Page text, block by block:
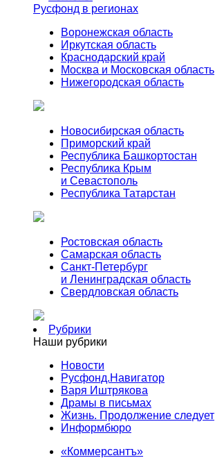
Русфонд в регионах
Воронежская область
Иркутская область
Краснодарский край
Москва и Московская область
Нижегородская область
Новосибирская область
Приморский край
Республика Башкортостан
Республика Крым
и Севастополь
Республика Татарстан
Ростовская область
Самарская область
Санкт-Петербург
и Ленинградская область
Свердловская область
Рубрики
Наши рубрики
Новости
Русфонд.Навигатор
Варя Иштрякова
Драмы в письмах
Жизнь. Продолжение следует
Информбюро
«Коммерсантъ»